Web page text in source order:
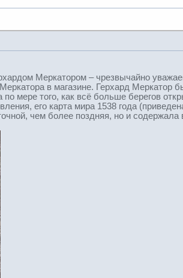
Меркатором – чрезвычайно
в магазине. Герхард Меркатор
мере того, как всё больше берегов
его карта мира 1538 года
чем более поздняя, но и